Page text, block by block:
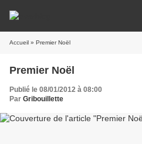
Accueil » Premier Noël
Premier Noël
Publié le 08/01/2012 à 08:00
Par Gribouillette